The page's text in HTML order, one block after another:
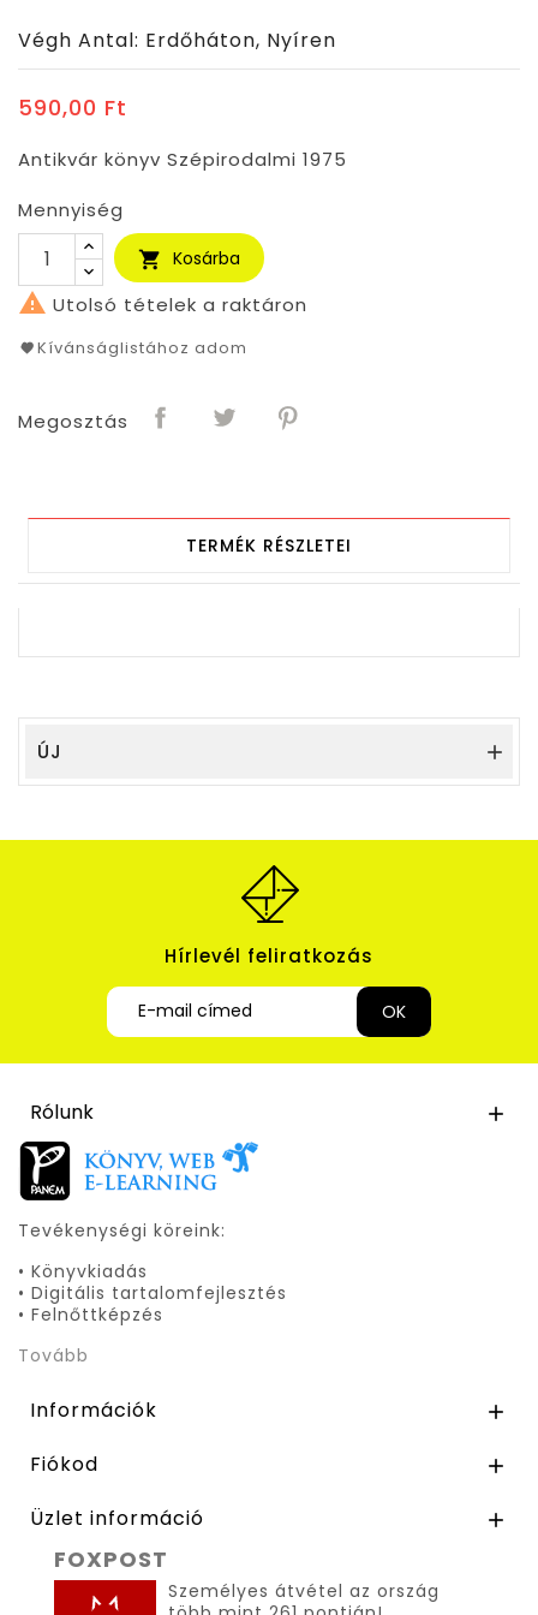
Végh Antal: Erdőháton, Nyíren
590,00 Ft
Antikvár könyv Szépirodalmi 1975
Mennyiség
 Kosárba
 Utolsó tételek a raktáron
Kívánságlistához adom
Megosztás
TERMÉK RÉSZLETEI
ÚJ 
Hírlevél feliratkozás
Rólunk 
Tevékenységi köreink:
• Könyvkiadás
• Digitális tartalomfejlesztés
• Felnőttképzés
Tovább
Információk 
Fiókod 
Üzlet információ 
FOXPOST
Személyes átvétel az ország